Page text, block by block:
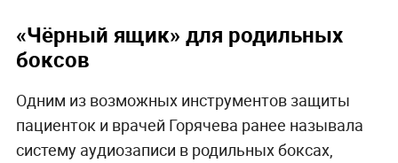
«Чёрный ящик» для родильных
боксов
Одним из возможных инструментов защиты
пациенток и врачей Горячева ранее называла
систему аудиозаписи в родильных боксах,